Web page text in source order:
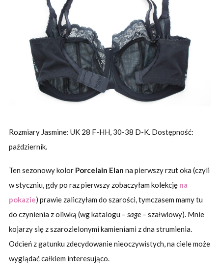
Rozmiary Jasmine: UK 28 F-HH, 30-38 D-K. Dostępność:
październik.
Ten sezonowy kolor Porcelain Elan na pierwszy rzut oka (czyli
w styczniu, gdy po raz pierwszy zobaczyłam kolekcję na
pokazie) prawie zaliczyłam do szarości, tymczasem mamy tu
do czynienia z oliwką (wg katalogu – sage – szałwiowy). Mnie
kojarzy się z szarozielonymi kamieniami z dna strumienia.
Odcień z gatunku zdecydowanie nieoczywistych, na ciele może
wyglądać całkiem interesująco.